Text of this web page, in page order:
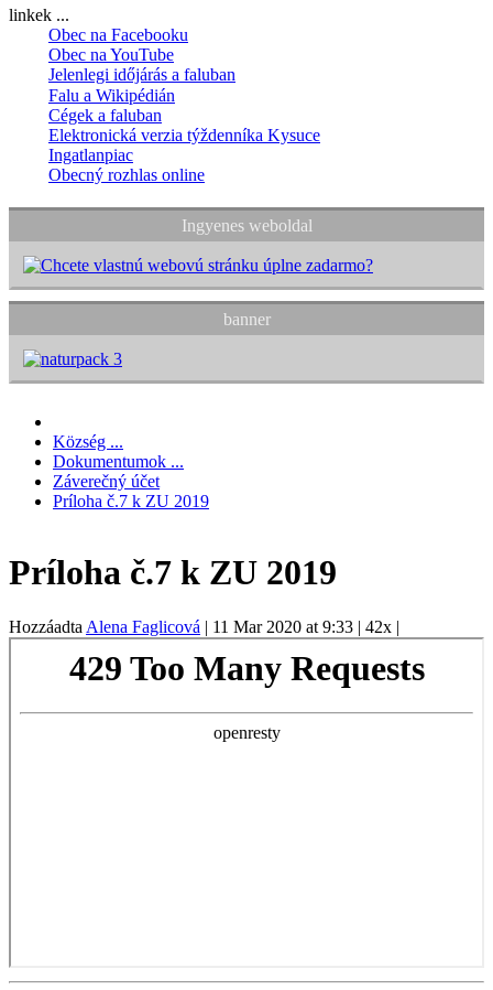
linkek ...
Obec na Facebooku
Obec na YouTube
Jelenlegi időjárás a faluban
Falu a Wikipédián
Cégek a faluban
Elektronická verzia týždenníka Kysuce
Ingatlanpiac
Obecný rozhlas online
Ingyenes weboldal
banner
Község ...
Dokumentumok ...
Záverečný účet
Príloha č.7 k ZU 2019
Príloha č.7 k ZU 2019
Hozzáadta Alena Faglicová | 11 Mar 2020 at 9:33 | 42x |